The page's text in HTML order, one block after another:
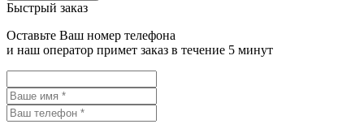
Быстрый заказ
Оставьте Ваш номер телефона
и наш оператор примет заказ в течение 5 минут